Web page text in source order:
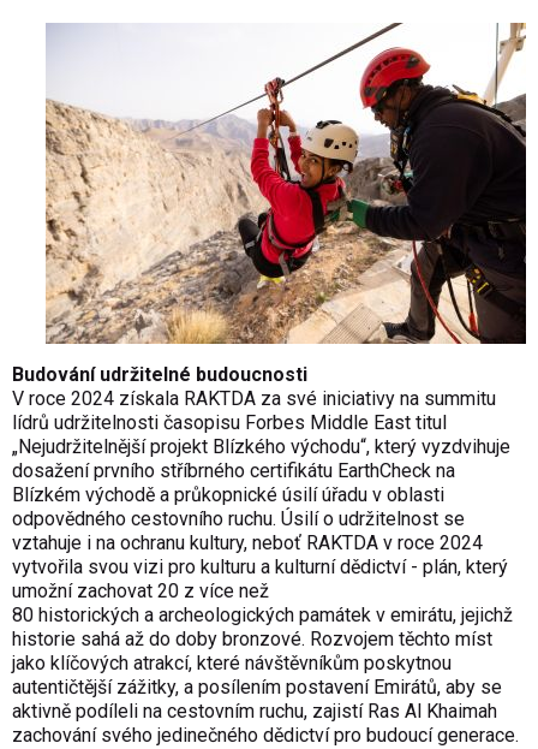
Budování udržitelné budoucnosti
V roce 2024 získala RAKTDA za své iniciativy na summitu
lídrů udržitelnosti časopisu Forbes Middle East titul
„Nejudržitelnější projekt Blízkého východu“, který vyzdvihuje
dosažení prvního stříbrného certifikátu EarthCheck na
Blízkém východě a průkopnické úsilí úřadu v oblasti
odpovědného cestovního ruchu. Úsilí o udržitelnost se
vztahuje i na ochranu kultury, neboť RAKTDA v roce 2024
vytvořila svou vizi pro kulturu a kulturní dědictví - plán, který
umožní zachovat 20 z více než
80 historických a archeologických památek v emirátu, jejichž
historie sahá až do doby bronzové. Rozvojem těchto míst
jako klíčových atrakcí, které návštěvníkům poskytnou
autentičtější zážitky, a posílením postavení Emirátů, aby se
aktivně podíleli na cestovním ruchu, zajistí Ras Al Khaimah
zachování svého jedinečného dědictví pro budoucí generace.